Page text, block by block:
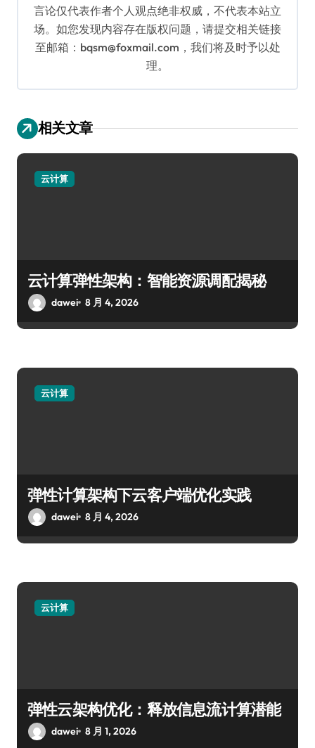
言论仅代表作者个人观点绝非权威，不代表本站立
场。如您发现内容存在版权问题，请提交相关链接
至邮箱：bqsm@foxmail.com，我们将及时予以处
理。
相关文章
云计算
云计算弹性架构：智能资源调配揭秘
dawei 8 月 4, 2026
云计算
弹性计算架构下云客户端优化实践
dawei 8 月 4, 2026
云计算
弹性云架构优化：释放信息流计算潜能
dawei 8 月 1, 2026